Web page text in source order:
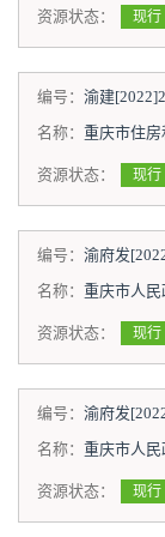
资源状态： 现行
编号： 渝建
名称： 重庆市住房和城乡建
资源状态： 现行
编号： 渝府发
名称： 重庆市人民
资源状态： 现行
编号： 渝府发
名称： 重庆市人民政府
资源状态： 现行